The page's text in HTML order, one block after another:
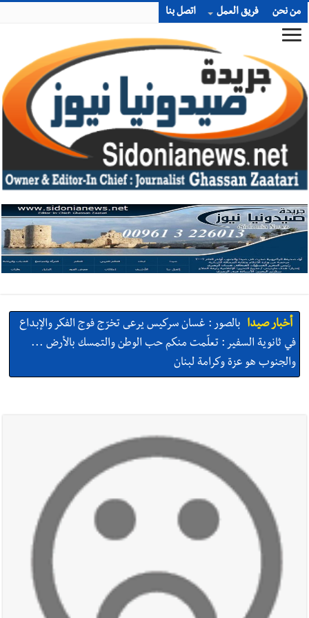
من نحن فريق العمل اتصل بنا
أخبار صيدا بالصور : غسان سركيس يرعى تخرّج فوج الفكر والإبداع
في ثانوية السفير : تعلّمت منكم حب الوطن والتمسك بالأرض ...
والجنوب هو عزة وكرامة لبنان
بلدية صيدا : حجز مركبتي توكتوك وتغريم صاحبهما
بسبب الإزعاج الصوتي
أخبار صيدا
We are hiring in Saida - Apply now before 14
august ...مطلوب موظفة للعمل في الأكاديمية الدولية لبناء
أخبار صيدا
بلدية صيدا ومؤسسة الحريري تعقدان الاجتماع
التشاوري الأول للمرصد الحضري